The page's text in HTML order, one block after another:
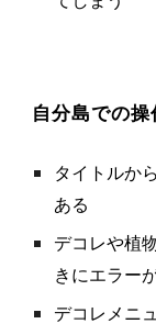
自分島での操
タイトルか
ある
デコレや植
きにエラー
デコレメニ